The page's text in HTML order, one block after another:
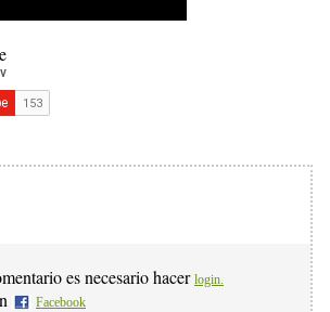
es necesario hacer login.
Facebook